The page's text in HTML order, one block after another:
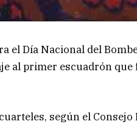
el Día Nacional del
al primer escuadrón
según el